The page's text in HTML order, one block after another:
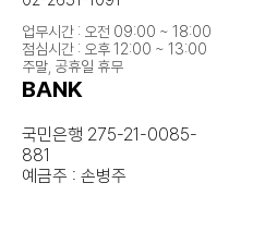
업무시간 : 오전 09:00 ~ 18:00
점심시간 : 오후 12:00 ~ 13:00
주말, 공휴일 휴무
BANK
국민은행 275-21-0085-
881
예금주 : 손병주